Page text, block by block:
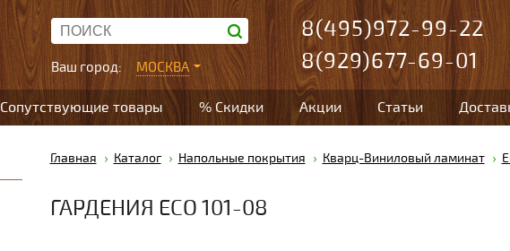
Ваш город: МОСКВА
8(495)972-99-22
8(929)677-69-01
Сопутствующие товары % Скидки Акции Статьи
Главная Каталог Напольные покрытия Кварц-Виниловый ламинат
ГАРДЕНИЯ ECO 101-08